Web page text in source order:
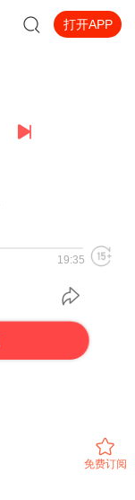
打开APP
19:35
免费订阅